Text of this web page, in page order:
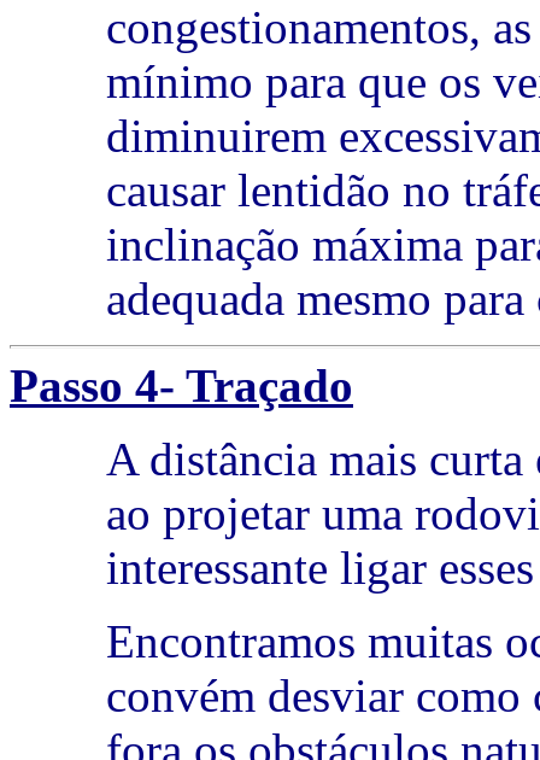
congestionamentos,
mínimo para que os
diminuirem
causar lentidão no
inclinação máxima
adequada mesmo
Passo 4- Traçado
A distância mais curta
ao projetar uma
interessante ligar
Encontramos muitas
convém desviar como